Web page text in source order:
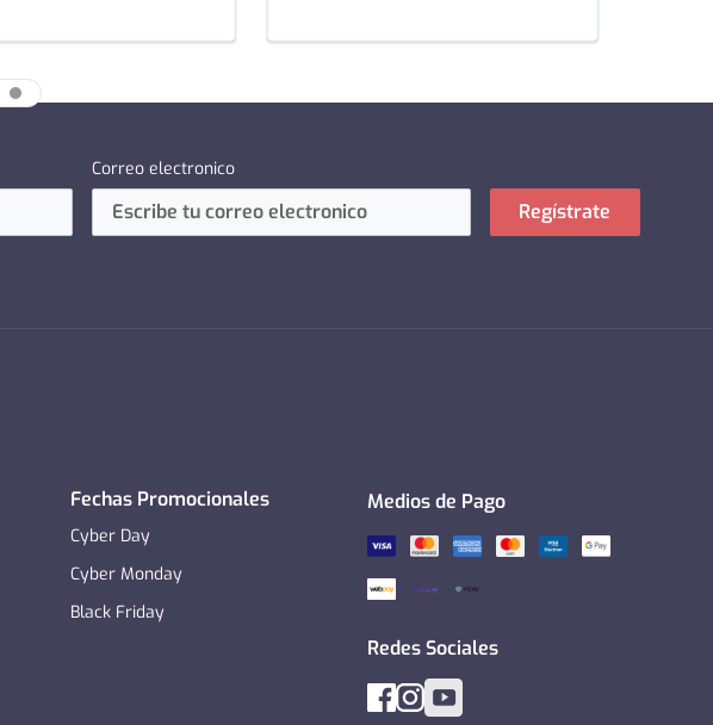
Correo electronico
Regístrate
Fechas Promocionales
Cyber Day
Cyber Monday
Black Friday
Medios de Pago
Redes Sociales